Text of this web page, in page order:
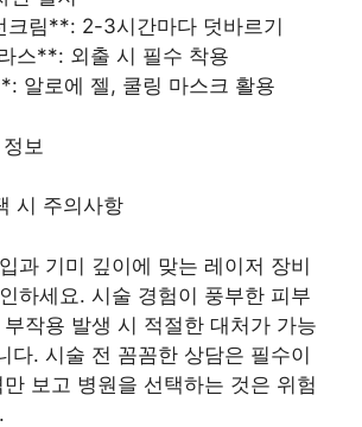
림**: 2-3시간마다 덧바르기
스**: 외출 시 필수 착용
알로에 젤, 쿨링 마스크 활용
보
시 주의사항
과 기미 깊이에 맞는 레이저 장비
하세요. 시술 경험이 풍부한 피부
작용 발생 시 적절한 대처가 가능
다. 시술 전 꼼꼼한 상담은 필수이
보고 병원을 선택하는 것은 위험